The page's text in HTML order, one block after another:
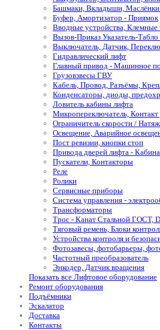
Башмаки, Вкладыши, Маслёнки
Буфер, Амортизатор - Приямок
Вводные устройства, Клемные
Вызов-Приказ Указатель-
Выключатель, Датчик,
Гидравлический лифт
Главный привод - Машинное
Грузовзвесы ГВУ
Кабель, Провод, Разъёмы,
Конденсаторы, диоды,
Ловитель кабины лифта
Микропереключатель, Контакт
Ограничитель скорости /
Освещение, Аварийное
Пост ревизии, кнопки стоп
Привода дверей лифта - Кабина
Пускатели, Контакторы
Реле
Ролики
Сервисные приборы
Система управления -
Трансформаторы
Трос - Канат Стальной ГОСТ,
Тяговый ремень, Блоки
Устройства контроля и
Фотозавесы, фотобарьеры,
Частотный преобразователь
Энкодер, Датчик вращения
Показать все Лифтовое оборудование
Ремонт оборудования
Подъёмники
Эскалатор
Доставка
Контакты